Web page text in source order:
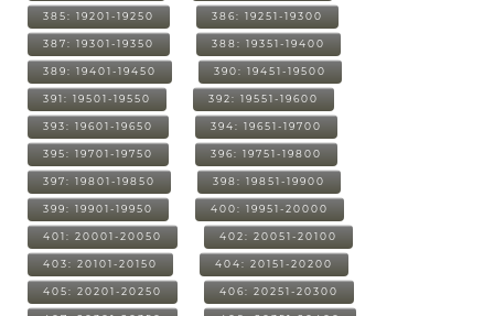
385: 19201-19250 386: 19251-19300
387: 19301-19350 388: 19351-19400
389: 19401-19450 390: 19451-19500
391: 19501-19550 392: 19551-19600
393: 19601-19650 394: 19651-19700
395: 19701-19750 396: 19751-19800
397: 19801-19850 398: 19851-19900
399: 19901-19950 400: 19951-20000
401: 20001-20050 402: 20051-20100
403: 20101-20150 404: 20151-20200
405: 20201-20250 406: 20251-20300